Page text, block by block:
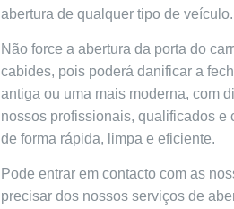
abertura de qualquer tipo de veículo.
Não force a abertura da porta do
cabides, pois poderá danificar a
antiga ou uma mais moderna, com
nossos profissionais, qualificados e
de forma rápida, limpa e eficiente.
Pode entrar em contacto com as
precisar dos nossos serviços de